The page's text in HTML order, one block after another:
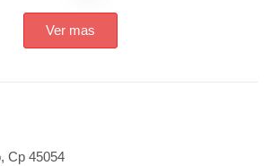
Ver mas
Cp 45054